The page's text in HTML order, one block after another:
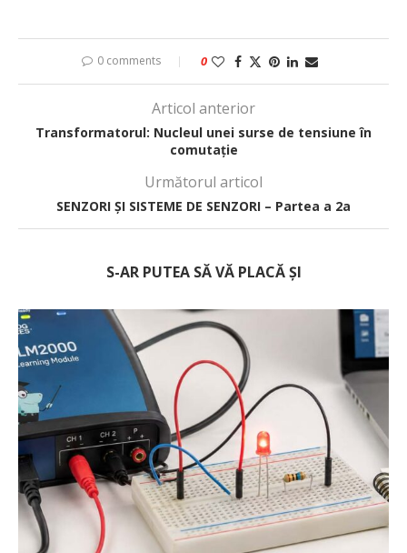
0 comments 0
Articol anterior
Transformatorul: Nucleul unei surse de tensiune în
comutație
Următorul articol
SENZORI ȘI SISTEME DE SENZORI – Partea a 2a
S-AR PUTEA SĂ VĂ PLACĂ ȘI